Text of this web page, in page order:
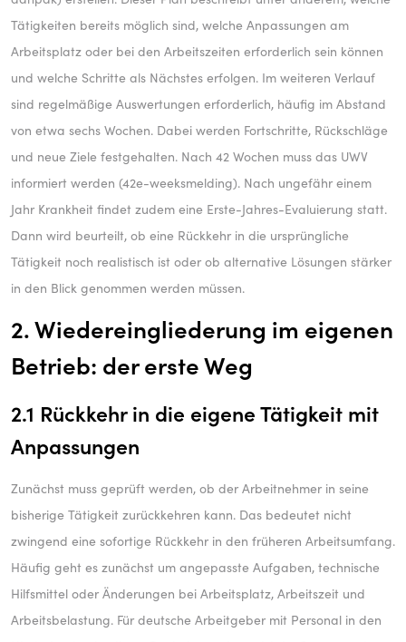
Tätigkeiten bereits möglich sind, welche Anpassungen am
Arbeitsplatz oder bei den Arbeitszeiten erforderlich sein können
und welche Schritte als Nächstes erfolgen. Im weiteren Verlauf
sind regelmäßige Auswertungen erforderlich, häufig im Abstand
von etwa sechs Wochen. Dabei werden Fortschritte, Rückschläge
und neue Ziele festgehalten. Nach 42 Wochen muss das UWV
informiert werden (42e-weeksmelding). Nach ungefähr einem
Jahr Krankheit findet zudem eine Erste-Jahres-Evaluierung statt.
Dann wird beurteilt, ob eine Rückkehr in die ursprüngliche
Tätigkeit noch realistisch ist oder ob alternative Lösungen stärker
in den Blick genommen werden müssen.
2. Wiedereingliederung im eigenen
Betrieb: der erste Weg
2.1 Rückkehr in die eigene Tätigkeit mit
Anpassungen
Zunächst muss geprüft werden, ob der Arbeitnehmer in seine
bisherige Tätigkeit zurückkehren kann. Das bedeutet nicht
zwingend eine sofortige Rückkehr in den früheren Arbeitsumfang.
Häufig geht es zunächst um angepasste Aufgaben, technische
Hilfsmittel oder Änderungen bei Arbeitsplatz, Arbeitszeit und
Arbeitsbelastung. Für deutsche Arbeitgeber mit Personal in den